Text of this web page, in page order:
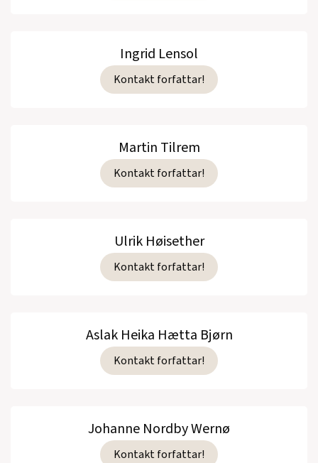
Ingrid Lensol
Kontakt forfattar!
Martin Tilrem
Kontakt forfattar!
Ulrik Høisether
Kontakt forfattar!
Aslak Heika Hætta Bjørn
Kontakt forfattar!
Johanne Nordby Wernø
Kontakt forfattar!